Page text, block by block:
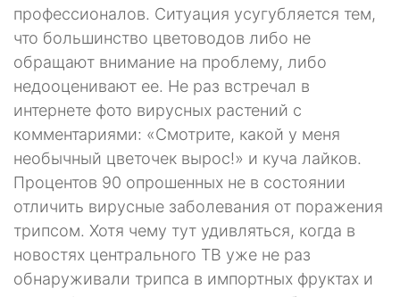
профессионалов. Ситуация усугубляется тем,
что большинство цветоводов либо не
обращают внимание на проблему, либо
недооценивают ее. Не раз встречал в
интернете фото вирусных растений с
комментариями: «Смотрите, какой у меня
необычный цветочек вырос!» и куча лайков.
Процентов 90 опрошенных не в состоянии
отличить вирусные заболевания от поражения
трипсом. Хотя чему тут удивляться, когда в
новостях центрального ТВ уже не раз
обнаруживали трипса в импортных фруктах и